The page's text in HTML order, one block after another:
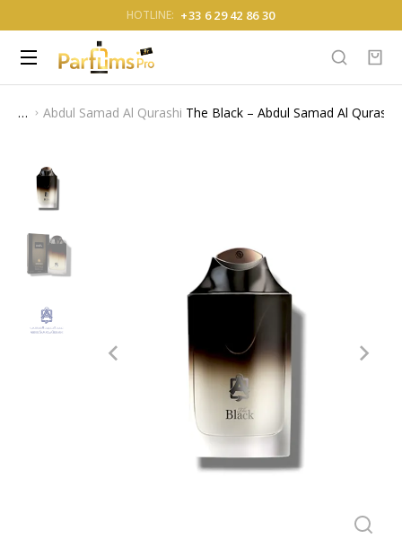
HOTLINE: +33 6 29 42 86 30
Vous êtes ici :
Abdul Samad Al Qurashi The Black – Abdul Samad Al Qurashi